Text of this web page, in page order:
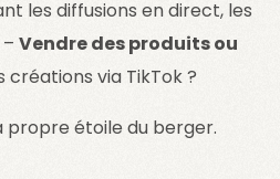
les diffusions en direct, les
Vendre des produits ou
créations via TikTok ?
propre étoile du berger.